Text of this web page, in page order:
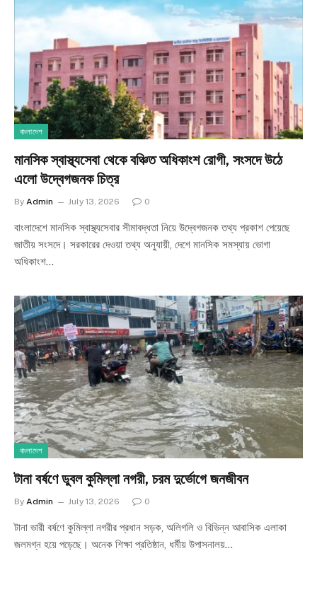
বাংলাদেশ
মানসিক স্বাস্থ্যসেবা থেকে বঞ্চিত অধিকাংশ রোগী, সংসদে উঠে
এলো উদ্বেগজনক চিত্র
By Admin July 13, 2026 0
বাংলাদেশে মানসিক স্বাস্থ্যসেবার সীমাবদ্ধতা নিয়ে উদ্বেগজনক তথ্য প্রকাশ পেয়েছে
জাতীয় সংসদে। সরকারের দেওয়া তথ্য অনুযায়ী, দেশে মানসিক সমস্যায় ভোগা
অধিকাংশ…
বাংলাদেশ
টানা বর্ষণে ডুবল কুমিল্লা নগরী, চরম দুর্ভোগে জনজীবন
By Admin July 13, 2026 0
টানা ভারী বর্ষণে কুমিল্লা নগরীর প্রধান সড়ক, অলিগলি ও বিভিন্ন আবাসিক এলাকা
জলমগ্ন হয়ে পড়েছে। অনেক শিক্ষা প্রতিষ্ঠান, ধর্মীয় উপাসনালয়…